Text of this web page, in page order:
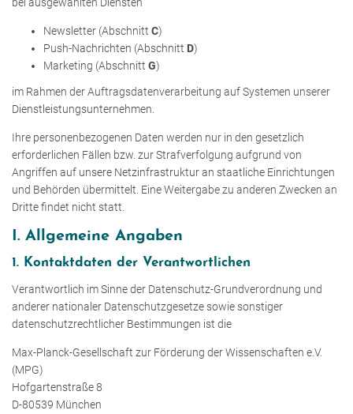
Newsletter (Abschnitt C)
Push-Nachrichten (Abschnitt D)
Marketing (Abschnitt G)
im Rahmen der Auftragsdatenverarbeitung auf Systemen unserer
Dienstleistungsunternehmen.
Ihre personenbezogenen Daten werden nur in den gesetzlich
erforderlichen Fällen bzw. zur Strafverfolgung aufgrund von
Angriffen auf unsere Netzinfrastruktur an staatliche Einrichtungen
und Behörden übermittelt. Eine Weitergabe zu anderen Zwecken an
Dritte findet nicht statt.
I. Allgemeine Angaben
1. Kontaktdaten der Verantwortlichen
Verantwortlich im Sinne der Datenschutz-Grundverordnung und
anderer nationaler Datenschutzgesetze sowie sonstiger
datenschutzrechtlicher Bestimmungen ist die
Max-Planck-Gesellschaft zur Förderung der Wissenschaften e.V.
(MPG)
Hofgartenstraße 8
D-80539 München